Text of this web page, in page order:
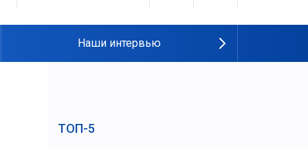
Наши интервью
ТОП-5